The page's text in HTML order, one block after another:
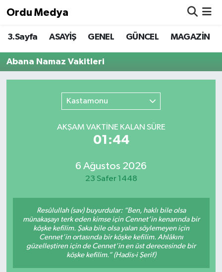
Ordu Medya
3.Sayfa ASAYİŞ GENEL GÜNCEL MAGAZİN
Abana Namaz Vakitleri
Kastamonu
AKŞAM VAKTİNE KALAN SÜRE
01:44
6 Ağustos 2026
23 Safer 1448
Resûlullah (sav) buyurdular: “Ben, haklı bile olsa
münakaşayı terk eden kimse için Cennet’in kenarında bir
köşke kefilim. Şaka bile olsa yalan söylemeyen için
Cennet’in ortasında bir köşke kefilim. Ahlâkını
güzelleştiren için de Cennet’in en üst derecesinde bir
köşke kefilim.” (Hadis-i Şerif)
ASAYİŞ
Basketbol
GÜNCEL
GÜNDEM
Nöbetçi Eczaneler
Hava Durumu
Süper Lig Puan Durumu ve Fikstür
Tüm Manşetler
Haber Arşivi